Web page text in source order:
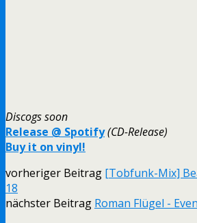
Discogs soon
Release @ Spotify(CD-Release)
Buy it on vinyl!
vorheriger Beitrag [Tobfunk-Mix]
18
nächster Beitrag Roman Flügel -